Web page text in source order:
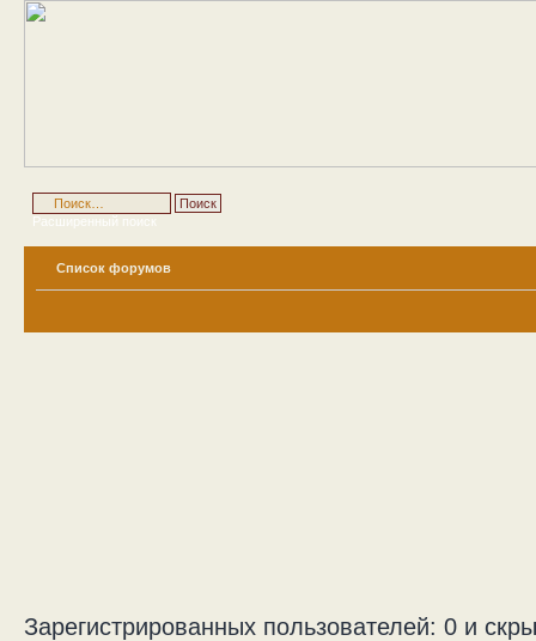
Расширенный поиск
Список форумов
Зарегистрированных пользователей: 0 и